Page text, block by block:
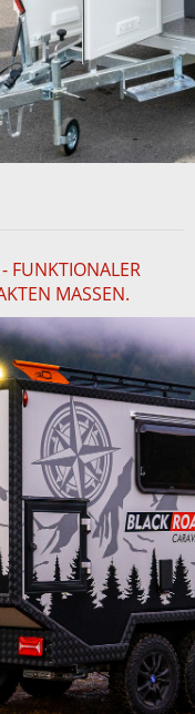
FUNKTIONALER
MASSEN.